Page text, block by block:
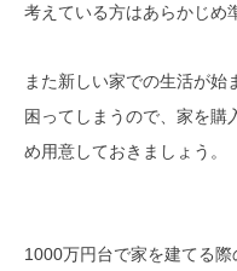
考えている方はあらかじめ
また新しい家での生活が始
困ってしまうので、家を購
め用意しておきましょう。
1000万円台で家を建てる